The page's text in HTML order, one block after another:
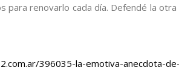
para renovarlo cada día. Defendé la otra
396035-la-emotiva-anecdota-